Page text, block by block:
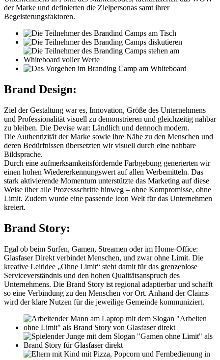
der Marke und definierten die Zielpersonas samt ihrer
Begeisterungsfaktoren.
Brand Design:
Ziel der Gestaltung war es, Innovation, Größe des Unternehmens
und Professionalität visuell zu demonstrieren und gleichzeitig nahbar
zu bleiben. Die Devise war: Ländlich und dennoch modern.
Die Authentizität der Marke sowie ihre Nähe zu den Menschen und
deren Bedürfnissen übersetzten wir visuell durch eine nahbare
Bildsprache.
Durch eine aufmerksamkeitsfördernde Farbgebung generierten wir
einen hohen Wiedererkennungswert auf allen Werbemitteln. Das
stark aktivierende Momentum unterstützte das Marketing auf diese
Weise über alle Prozessschritte hinweg – ohne Kompromisse, ohne
Limit. Zudem wurde eine passende Icon Welt für das Unternehmen
kreiert.
Brand Story:
Egal ob beim Surfen, Gamen, Streamen oder im Home-Office:
Glasfaser Direkt verbindet Menschen, und zwar ohne Limit. Die
kreative Leitidee „Ohne Limit“ steht damit für das grenzenlose
Serviceverständnis und den hohen Qualitätsanspruch des
Unternehmens. Die Brand Story ist regional adaptierbar und schafft
so eine Verbindung zu den Menschen vor Ort. Anhand der Claims
wird der klare Nutzen für die jeweilige Gemeinde kommuniziert.